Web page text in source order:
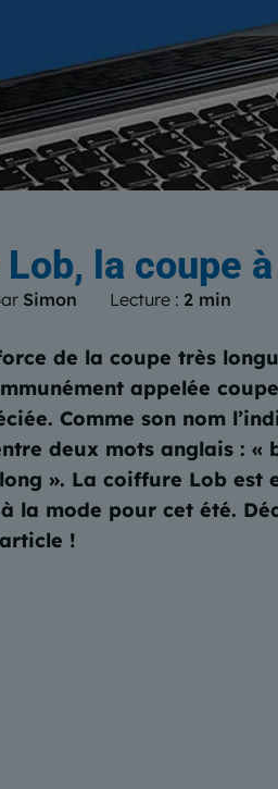
Le blogdu
la coupe
Simon Lecture : 2 min
de la coupe très
appelée
Comme son nom
deux mots anglais : «
». La coiffure Lob est
la mode pour cet été.
!